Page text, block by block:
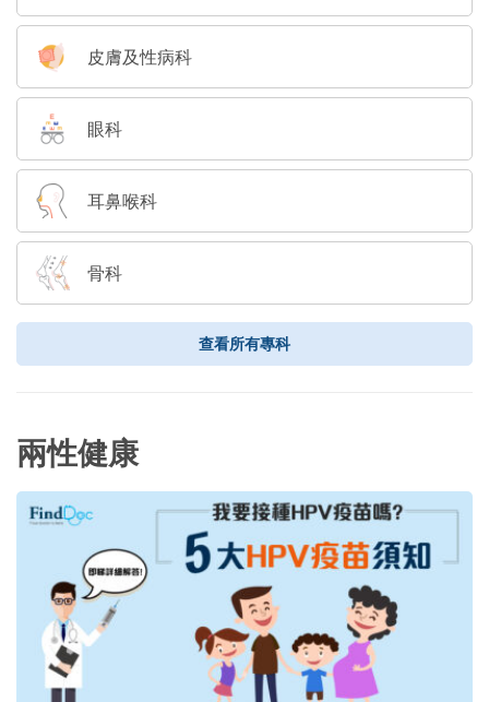
皮膚及性病科
眼科
耳鼻喉科
骨科
查看所有專科
兩性健康